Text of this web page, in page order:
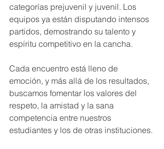
categorías prejuvenil y juvenil. Los
equipos ya están disputando intensos
partidos, demostrando su talento y
espíritu competitivo en la cancha.
Cada encuentro está lleno de
emoción, y más allá de los resultados,
buscamos fomentar los valores del
respeto, la amistad y la sana
competencia entre nuestros
estudiantes y los de otras instituciones.